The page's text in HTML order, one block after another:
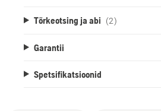
Tõrkeotsing ja abi (2)
Garantii
Spetsifikatsioonid